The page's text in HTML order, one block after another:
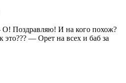
Поздравляю! И на кого похож?
— Орет на всех и баб за